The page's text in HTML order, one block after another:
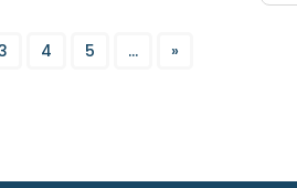
4 5 ... »